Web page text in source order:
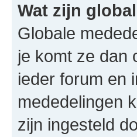
Wat zijn
Globale
je komt ze dan
ieder forum en
mededelingen
zijn ingesteld